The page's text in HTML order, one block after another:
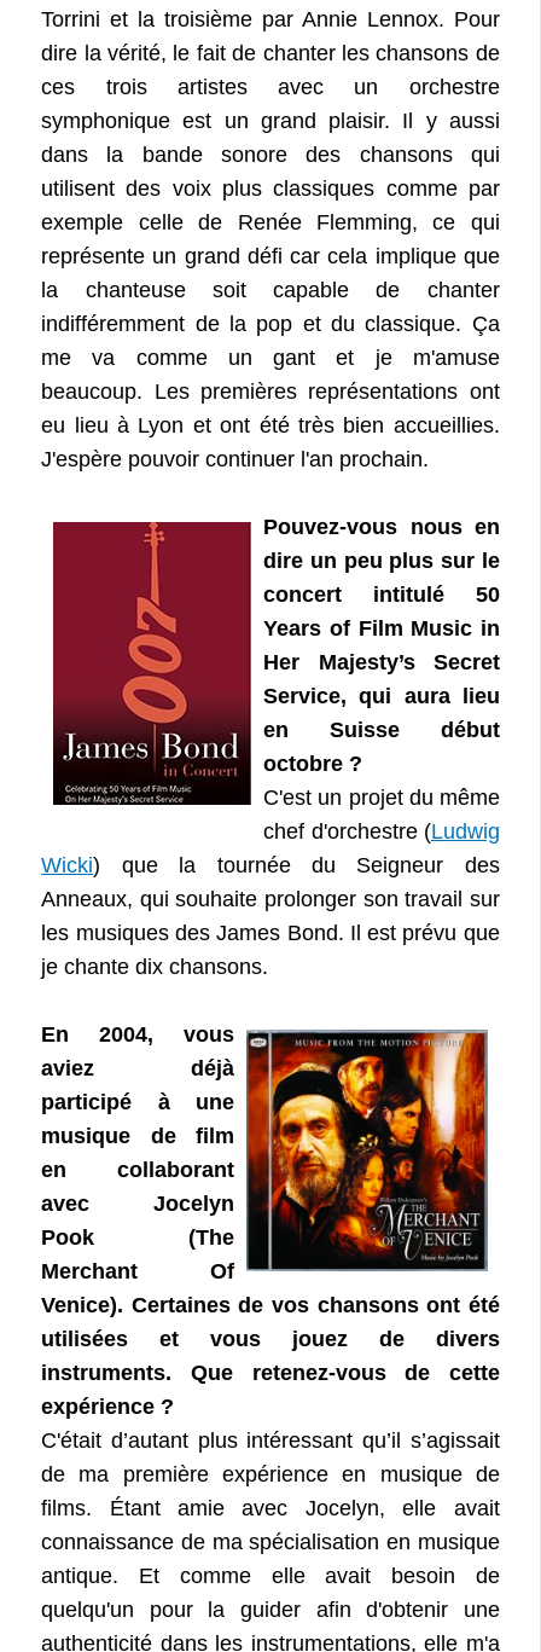
Torrini et la troisième par Annie Lennox. Pour
dire la vérité, le fait de chanter les chansons de
ces trois artistes avec un orchestre
symphonique est un grand plaisir. Il y aussi
dans la bande sonore des chansons qui
utilisent des voix plus classiques comme par
exemple celle de Renée Flemming, ce qui
représente un grand défi car cela implique que
la chanteuse soit capable de chanter
indifféremment de la pop et du classique. Ça
me va comme un gant et je m'amuse
beaucoup. Les premières représentations ont
eu lieu à Lyon et ont été très bien accueillies.
J'espère pouvoir continuer l'an prochain.
Pouvez-vous nous en
dire un peu plus sur le
concert intitulé 50
Years of Film Music in
Her Majesty’s Secret
Service, qui aura lieu
en Suisse début
octobre ?
C'est un projet du même
chef d'orchestre (Ludwig
Wicki) que la tournée du Seigneur des
Anneaux, qui souhaite prolonger son travail sur
les musiques des James Bond. Il est prévu que
je chante dix chansons.
En 2004, vous
aviez déjà
participé à une
musique de film
en collaborant
avec Jocelyn
Pook (The
Merchant Of
Venice). Certaines de vos chansons ont été
utilisées et vous jouez de divers
instruments. Que retenez-vous de cette
expérience ?
C'était d’autant plus intéressant qu’il s’agissait
de ma première expérience en musique de
films. Étant amie avec Jocelyn, elle avait
connaissance de ma spécialisation en musique
antique. Et comme elle avait besoin de
quelqu'un pour la guider afin d'obtenir une
authenticité dans les instrumentations, elle m'a